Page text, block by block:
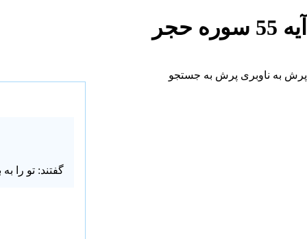
آیه 55 سوره حجر
پرش به ناوبری پرش به جستجو
گفتند: تو را